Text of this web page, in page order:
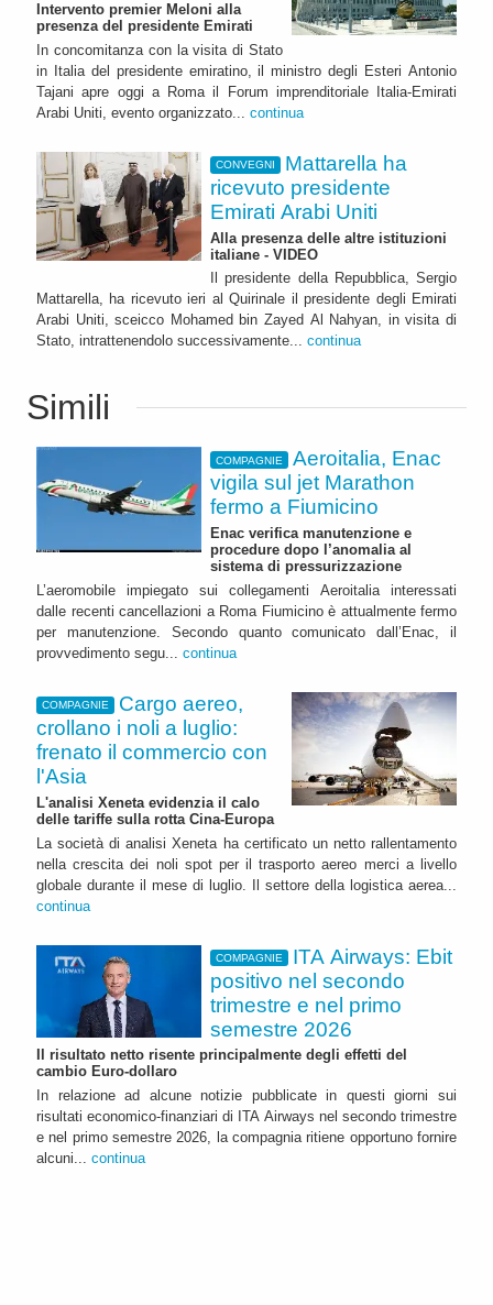
Intervento premier Meloni alla
presenza del presidente Emirati
In concomitanza con la visita di Stato
in Italia del presidente emiratino, il ministro degli Esteri Antonio
Tajani apre oggi a Roma il Forum imprenditoriale Italia-Emirati
Arabi Uniti, evento organizzato... continua
CONVEGNI
Mattarella ha
ricevuto presidente
Emirati Arabi Uniti
Alla presenza delle altre istituzioni
italiane - VIDEO
Il presidente della Repubblica, Sergio
Mattarella, ha ricevuto ieri al Quirinale il presidente degli Emirati
Arabi Uniti, sceicco Mohamed bin Zayed Al Nahyan, in visita di
Stato, intrattenendolo successivamente... continua
Simili
COMPAGNIE
Aeroitalia, Enac
vigila sul jet Marathon
fermo a Fiumicino
Enac verifica manutenzione e
procedure dopo l’anomalia al
sistema di pressurizzazione
L’aeromobile impiegato sui collegamenti Aeroitalia interessati
dalle recenti cancellazioni a Roma Fiumicino è attualmente fermo
per manutenzione. Secondo quanto comunicato dall’Enac, il
provvedimento segu... continua
COMPAGNIE
Cargo aereo,
crollano i noli a luglio:
frenato il commercio con
l'Asia
L'analisi Xeneta evidenzia il calo
delle tariffe sulla rotta Cina-Europa
La società di analisi Xeneta ha certificato un netto rallentamento
nella crescita dei noli spot per il trasporto aereo merci a livello
globale durante il mese di luglio. Il settore della logistica aerea...
continua
COMPAGNIE
ITA Airways: Ebit
positivo nel secondo
trimestre e nel primo
semestre 2026
Il risultato netto risente principalmente degli effetti del
cambio Euro-dollaro
In relazione ad alcune notizie pubblicate in questi giorni sui
risultati economico-finanziari di ITA Airways nel secondo trimestre
e nel primo semestre 2026, la compagnia ritiene opportuno fornire
alcuni... continua